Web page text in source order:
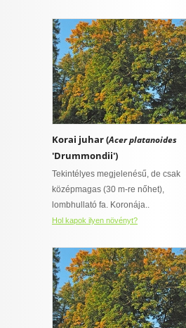
Korai juhar (Acer platanoides
'Drummondii')
Tekintélyes megjelenésű, de csak
középmagas (30 m-re nőhet),
lombhullató fa. Koronája..
Hol kapok ilyen növényt?